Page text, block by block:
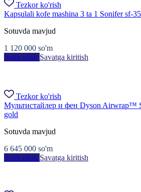
Tezkor ko'rish
Kapsulali kofe mashina 3 ta 1 Sonifer sf-
Sotuvda mavjud
1 120 000 so'm
Sotib olish Savatga kiritish
Tezkor ko'rish
Мультистайлер и фен Dyson Airwrap™
gold
Sotuvda mavjud
6 645 000 so'm
Sotib olish Savatga kiritish